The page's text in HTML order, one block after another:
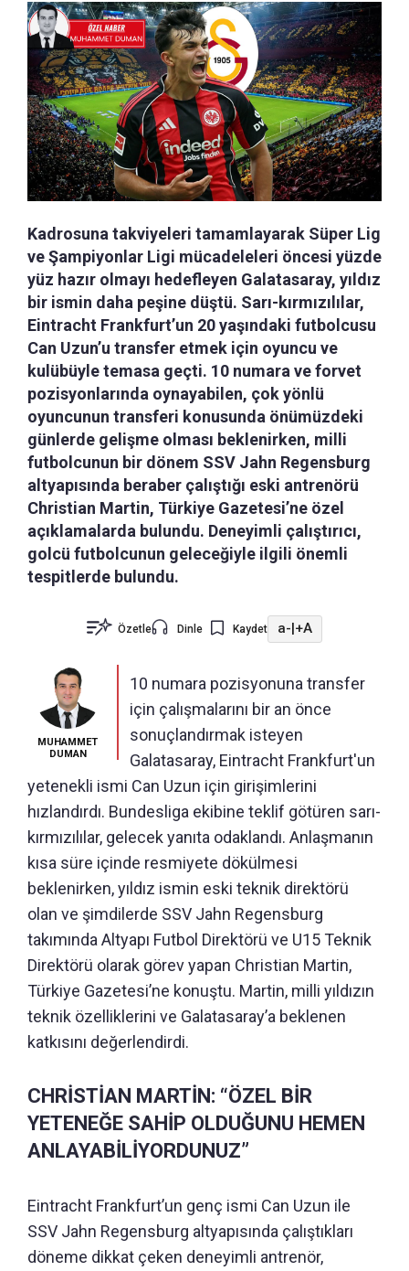
Kadrosuna takviyeleri tamamlayarak Süper Lig
ve Şampiyonlar Ligi mücadeleleri öncesi yüzde
yüz hazır olmayı hedefleyen Galatasaray, yıldız
bir ismin daha peşine düştü. Sarı-kırmızılılar,
Eintracht Frankfurt’un 20 yaşındaki futbolcusu
Can Uzun’u transfer etmek için oyuncu ve
kulübüyle temasa geçti. 10 numara ve forvet
pozisyonlarında oynayabilen, çok yönlü
oyuncunun transferi konusunda önümüzdeki
günlerde gelişme olması beklenirken, milli
futbolcunun bir dönem SSV Jahn Regensburg
altyapısında beraber çalıştığı eski antrenörü
Christian Martin, Türkiye Gazetesi’ne özel
açıklamalarda bulundu. Deneyimli çalıştırıcı,
golcü futbolcunun geleceğiyle ilgili önemli
tespitlerde bulundu.
Özetle Dinle Kaydet a- +A
MUHAMMET
DUMAN
10 numara pozisyonuna transfer
için çalışmalarını bir an önce
sonuçlandırmak isteyen
Galatasaray, Eintracht Frankfurt'un
yetenekli ismi Can Uzun için girişimlerini
hızlandırdı. Bundesliga ekibine teklif götüren sarı-
kırmızılılar, gelecek yanıta odaklandı. Anlaşmanın
kısa süre içinde resmiyete dökülmesi
beklenirken, yıldız ismin eski teknik direktörü
olan ve şimdilerde SSV Jahn Regensburg
takımında Altyapı Futbol Direktörü ve U15 Teknik
Direktörü olarak görev yapan Christian Martin,
Türkiye Gazetesi’ne konuştu. Martin, milli yıldızın
teknik özelliklerini ve Galatasaray’a beklenen
katkısını değerlendirdi.
CHRİSTİAN MARTİN: “ÖZEL BİR
YETENEĞE SAHİP OLDUĞUNU HEMEN
ANLAYABİLİYORDUNUZ”
Eintracht Frankfurt’un genç ismi Can Uzun ile
SSV Jahn Regensburg altyapısında çalıştıkları
döneme dikkat çeken deneyimli antrenör,